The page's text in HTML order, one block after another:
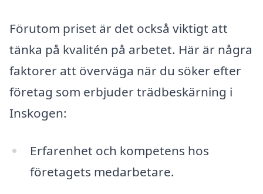
Förutom priset är det också viktigt att
tänka på kvalitén på arbetet. Här är några
faktorer att överväga när du söker efter
företag som erbjuder trädbeskärning i
Inskogen:
Erfarenhet och kompetens hos
företagets medarbetare.